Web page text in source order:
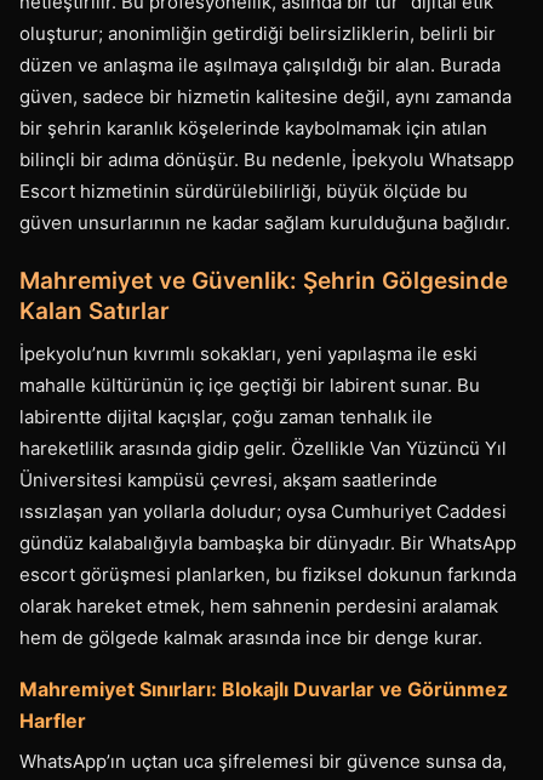
oluşturur; anonimliğin getirdiği belirsizliklerin, belirli bir
düzen ve anlaşma ile aşılmaya çalışıldığı bir alan. Burada
güven, sadece bir hizmetin kalitesine değil, aynı zamanda
bir şehrin karanlık köşelerinde kaybolmamak için atılan
bilinçli bir adıma dönüşür. Bu nedenle, İpekyolu Whatsapp
Escort hizmetinin sürdürülebilirliği, büyük ölçüde bu
güven unsurlarının ne kadar sağlam kurulduğuna bağlıdır.
Mahremiyet ve Güvenlik: Şehrin Gölgesinde
Kalan Satırlar
İpekyolu’nun kıvrımlı sokakları, yeni yapılaşma ile eski
mahalle kültürünün iç içe geçtiği bir labirent sunar. Bu
labirentte dijital kaçışlar, çoğu zaman tenhalık ile
hareketlilik arasında gidip gelir. Özellikle Van Yüzüncü Yıl
Üniversitesi kampüsü çevresi, akşam saatlerinde
ıssızlaşan yan yollarla doludur; oysa Cumhuriyet Caddesi
gündüz kalabalığıyla bambaşka bir dünyadır. Bir WhatsApp
escort görüşmesi planlarken, bu fiziksel dokunun farkında
olarak hareket etmek, hem sahnenin perdesini aralamak
hem de gölgede kalmak arasında ince bir denge kurar.
Mahremiyet Sınırları: Blokajlı Duvarlar ve Görünmez
Harfler
WhatsApp’ın uçtan uca şifrelemesi bir güvence sunsa da,